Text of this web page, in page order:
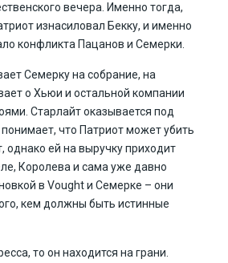
вечера. Именно тогда,
изнасиловал Бекку, и именно
конфликта Пацанов и Семерки.
Семерку на собрание, на
о Хьюи и остальной компании
Старлайт оказывается под
что Патриот может убить
однако ей на выручку приходит
Королева и сама уже давно
в Vought и Семерке – они
кем должны быть истинные
то он находится на грани.